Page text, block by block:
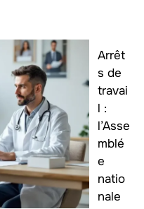
Arrêt
s de
travai
l :
l’Asse
mblé
e
natio
nale